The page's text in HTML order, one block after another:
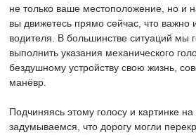
не только ваше местоположение, но и
вы движетесь прямо сейчас, что
водителя. В большинстве ситуаций мы
выполнить указания механического
бездушному устройству свою жизнь,
манёвр.
Подчиняясь этому голосу и картинке
задумываемся, что дорогу могли